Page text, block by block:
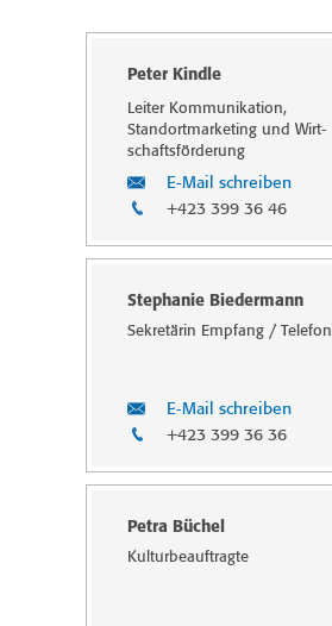
Peter Kindle
Leiter Kommunika­tion,
Standortmarketing und Wirt­
schafts­förde­rung
E-Mail schreiben
+423 399 36 46
Stephanie Biedermann
Sekretärin Empfang / Telefon
E-Mail schreiben
+423 399 36 36
Petra Büchel
Kulturbeauftragte